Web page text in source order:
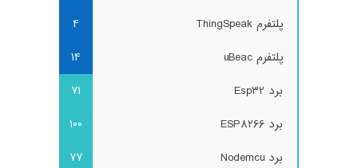
پلتفرم ThingSpeak
4
پلتفرم uBeac
14
برد Esp32
71
برد ESP8266
100
برد Nodemcu
77